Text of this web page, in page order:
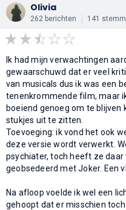
Olivia
262 berichten 141
Ik had mijn verwachtingen
gewaarschuwd dat er veel
van musicals dus ik was een
tenenkrommende film, maar
boeiend genoeg om te blijven
stukjes uit te zitten.
Toevoeging: ik vond het ook
deze versie wordt verwerkt.
psychiater, toch heeft ze
geobsedeerd met Joker. Een
Na afloop voelde ik wel een
gehoopt dat er misschien